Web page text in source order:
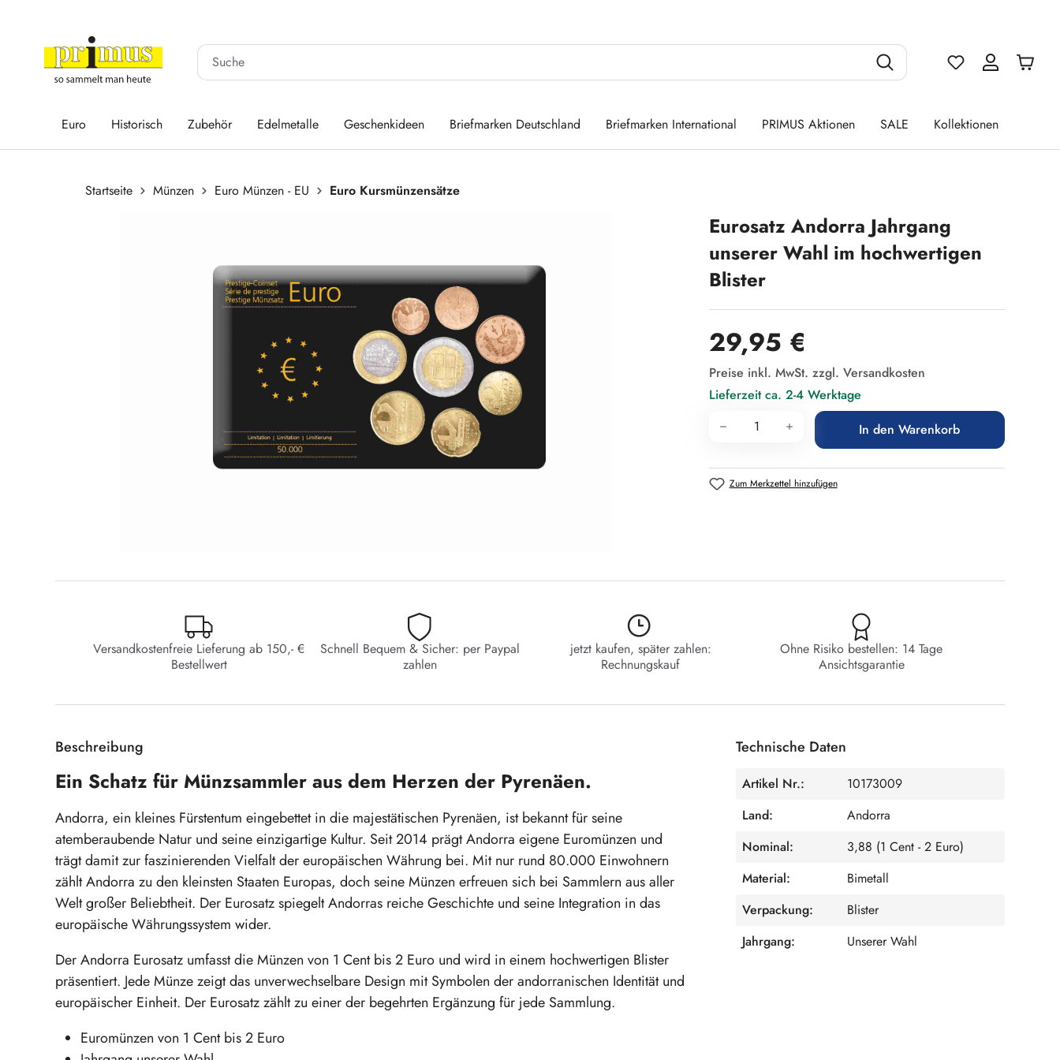
Du hast 0
Euro Historisch Zubehör Edelmetalle Geschenkideen Briefmarken Deutschland Briefmarken International PRIMUS Aktionen SALE Kollektionen
Startseite Münzen Euro Münzen - EU
Euro Kursmünzensätze
Eurosatz Andorra Jahrgang
unserer Wahl im hochwertigen
Blister
Regulärer Preis:
29,95 €
Preise inkl. MwSt. zzgl. Versandkosten
Lieferzeit ca. 2-4 Werktage
Produkt Anzahl: Gib den gewünschten
In den Warenkorb
Zum Merkzettel hinzufügen
Versandkostenfreie Lieferung ab 150,- €
Bestellwert
Schnell Bequem & Sicher: per Paypal
zahlen
jetzt kaufen, später zahlen:
Rechnungskauf
Ohne Risiko bestellen: 14 Tage
Ansichtsgarantie
Beschreibung
Ein Schatz für Münzsammler aus dem Herzen der Pyrenäen.
Andorra, ein kleines Fürstentum eingebettet in die majestätischen Pyrenäen, ist bekannt für seine
atemberaubende Natur und seine einzigartige Kultur. Seit 2014 prägt Andorra eigene Euromünzen und
trägt damit zur faszinierenden Vielfalt der europäischen Währung bei. Mit nur rund 80.000 Einwohnern
zählt Andorra zu den kleinsten Staaten Europas, doch seine Münzen erfreuen sich bei Sammlern aus aller
Welt großer Beliebtheit. Der Eurosatz spiegelt Andorras reiche Geschichte und seine Integration in das
europäische Währungssystem wider.
Der Andorra Eurosatz umfasst die Münzen von 1 Cent bis 2 Euro und wird in einem hochwertigen Blister
präsentiert. Jede Münze zeigt das unverwechselbare Design mit Symbolen der andorranischen Identität und
europäischer Einheit. Der Eurosatz zählt zu einer der begehrten Ergänzung für jede Sammlung.
Euromünzen von 1 Cent bis 2 Euro
Technische Daten
Artikel Nr.:
10173009
Land:
Andorra
Nominal:
3,88 (1 Cent - 2 Euro)
Material:
Bimetall
Verpackung:
Blister
Jahrgang:
Unserer Wahl